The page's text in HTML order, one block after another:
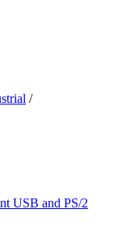
/
USB and PS/2